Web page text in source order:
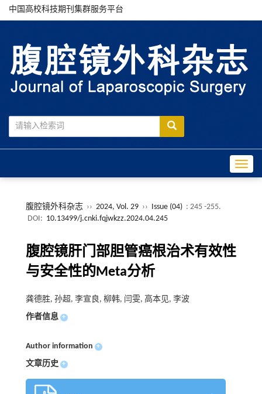
中国高校科技期刊集群服务平台
腹腔镜外科杂志 ›› 2024, Vol. 29 ›› Issue (04) : 245 -255.
DOI: 10.13499/j.cnki.fqjwkzz.2024.04.245
腹腔镜肝门部胆管癌根治术有效性
与安全性的Meta分析
龚德胜, 孙超, 李宣良, 柳韩, 闫雯, 高本见, 李波
作者信息 +
Author information +
文章历史 +